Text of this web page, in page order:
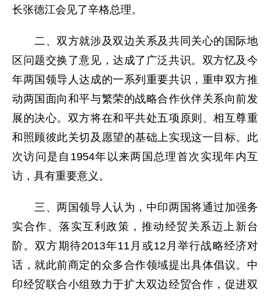
长张德江会见了辛格总理。
二、双方就涉及双边关系及共同关心的国际地
区问题交换了意见，达成了广泛共识。双方忆及今
年两国领导人达成的一系列重要共识，重申双方推
动两国面向和平与繁荣的战略合作伙伴关系向前发
展的决心。双方将在和平共处五项原则、相互尊重
和照顾彼此关切及愿望的基础上实现这一目标。此
次访问是自1954年以来两国总理首次实现年内互
访，具有重要意义。
三、两国领导人认为，中印两国将通过加强务
实合作、落实互利政策，推动经贸关系迈上新台
阶。双方期待2013年11月或12月举行战略经济对
话，就此前商定的众多合作领域提出具体倡议。中
印经贸联合小组致力于扩大双边经贸合作，促进双